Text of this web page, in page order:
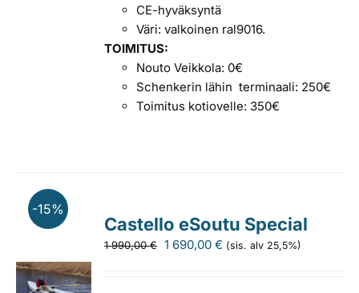
CE-hyväksyntä
Väri: valkoinen ral9016.
TOIMITUS:
Nouto Veikkola: 0€
Schenkerin lähin terminaali: 250€
Toimitus kotiovelle: 350€
-15%
Castello eSoutu Special
1 990,00€ Alkuperäinen
1 690,00€ Nykyinen
(sis. alv 25,5%)